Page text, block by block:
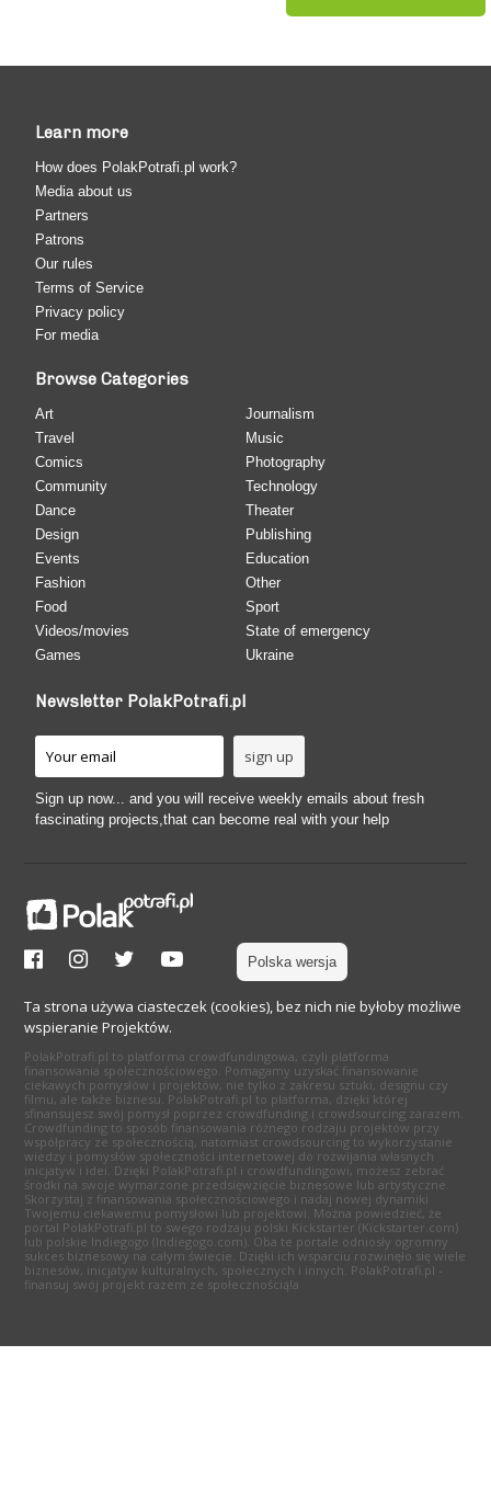
Learn more
How does PolakPotrafi.pl work?
Media about us
Partners
Patrons
Our rules
Terms of Service
Privacy policy
For media
Browse Categories
Art
Travel
Comics
Community
Dance
Design
Events
Fashion
Food
Videos/movies
Games
Journalism
Music
Photography
Technology
Theater
Publishing
Education
Other
Sport
State of emergency
Ukraine
Newsletter PolakPotrafi.pl
Sign up now... and you will receive weekly emails about fresh
fascinating projects,that can become real with your help
Polska wersja
Ta strona używa ciasteczek (cookies), bez nich nie byłoby możliwe
wspieranie Projektów.
PolakPotrafi.pl to platforma crowdfundingowa, czyli platforma
finansowania społecznościowego. Pomagamy uzyskać finansowanie
ciekawych pomysłów i projektów, nie tylko z zakresu sztuki, designu czy
filmu, ale także biznesu. PolakPotrafi.pl to platforma, dzięki której
sfinansujesz swój pomysł poprzez crowdfunding i crowdsourcing zarazem.
Crowdfunding to sposób finansowania różnego rodzaju projektów przy
współpracy ze społecznością, natomiast crowdsourcing to wykorzystanie
wiedzy i pomysłów społeczności internetowej do rozwijania własnych
inicjatyw i idei. Dzięki PolakPotrafi.pl i crowdfundingowi, możesz zebrać
środki na swoje wymarzone przedsięwzięcie biznesowe lub artystyczne.
Skorzystaj z finansowania społecznościowego i nadaj nowej dynamiki
Twojemu ciekawemu pomysłowi lub projektowi. Można powiedzieć, że
portal PolakPotrafi.pl to swego rodzaju polski Kickstarter (Kickstarter.com)
lub polskie Indiegogo (Indiegogo.com). Oba te portale odniosły ogromny
sukces biznesowy na całym świecie. Dzięki ich wsparciu rozwinęło się wiele
biznesów, inicjatyw kulturalnych, społecznych i innych. PolakPotrafi.pl -
finansuj swój projekt razem ze społecznością!a